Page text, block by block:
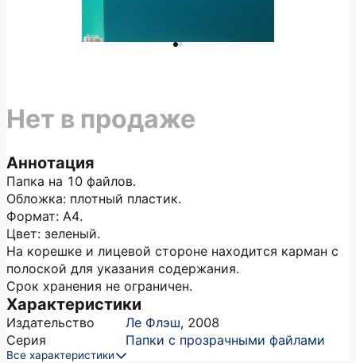
Аннотация
Папка на 10 файлов.
Обложка: плотный пластик.
Формат: А4.
Цвет: зеленый.
На корешке и лицевой стороне находится карман с
полоской для указания содержания.
Срок хранения не ограничен.
Характеристики
Издательство Ле Флэш, 2008
Серия
Папки с прозрачными файлами
Все характеристики
Нет в продаже